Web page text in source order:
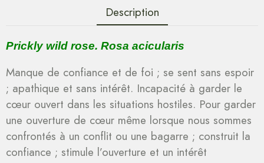
Description
Prickly wild rose. Rosa acicularis
Manque de confiance et de foi ; se sent sans espoir
; apathique et sans intérêt. Incapacité à garder le
cœur ouvert dans les situations hostiles. Pour garder
une ouverture de cœur même lorsque nous sommes
confrontés à un conflit ou une bagarre ; construit la
confiance ; stimule l’ouverture et un intérêt